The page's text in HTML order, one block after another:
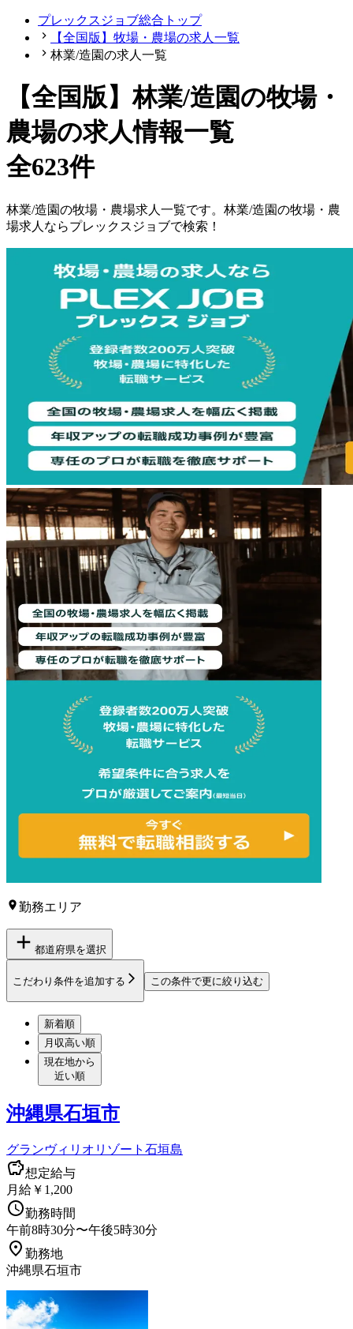
プレックスジョブ総合トップ
【全国版】牧場・農場の求人一覧
林業/造園の求人一覧
【全国版】林業/造園の牧場・
農場の求人情報一覧
全623件
林業/造園の牧場・農場求人一覧です。 林業/造園の牧場・農
場求人ならプレックスジョブで検索！
勤務エリア
都道府県を選択
こだわり条件を追加する この条件で更に絞り込む
新着順
月収高い順
現在地から
近い順
沖縄県石垣市
グランヴィリオリゾート石垣島
想定給与
月給￥1,200
勤務時間
午前8時30分〜午後5時30分
勤務地
沖縄県石垣市